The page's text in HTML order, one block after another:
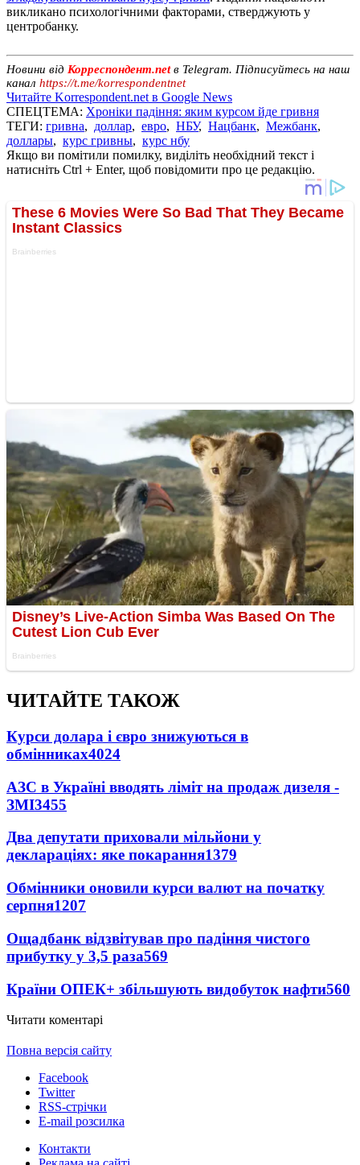
викликано психологічними факторами, стверджують у
центробанку.
Новини від Корреспондент.netв Telegram. Підписуйтесь на наш
канал https://t.me/korrespondentnet
Читайте Korrespondent.net в Google News
СПЕЦТЕМА: Хроніки падіння: яким курсом йде гривня
ТЕГИ: гривна, доллар, евро, НБУ, Нацбанк, Межбанк,
доллары, курс гривны, курс нбу
Якщо ви помітили помилку, виділіть необхідний текст і
натисніть Ctrl + Enter, щоб повідомити про це редакцію.
ЧИТАЙТЕ ТАКОЖ
Курси долара і євро знижуються в
обмінниках4024
АЗС в Україні вводять ліміт на продаж дизеля -
ЗМІ3455
Два депутати приховали мільйони у
деклараціях: яке покарання1379
Обмінники оновили курси валют на початку
серпня1207
Ощадбанк відзвітував про падіння чистого
прибутку у 3,5 раза569
Країни ОПЕК+ збільшують видобуток нафти560
Читати коментарі
Повна версія сайту
Facebook
Twitter
RSS-стрічки
E-mail розсилка
Контакти